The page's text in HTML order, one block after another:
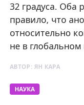
32 градуса. Оба
правило, что
относительно
не в
АВТОР: ЯН КАРА
НАУКА